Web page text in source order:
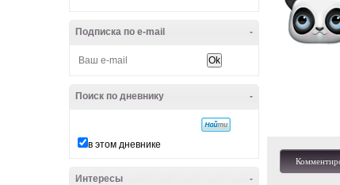
-
Подписка по e-mail
-
Поиск по дневнику
в этом дневнике
-
Интересы